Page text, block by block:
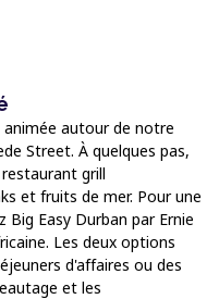
autour de notre
Street. À quelques pas,
grill
et fruits de mer. Pour une
Big Easy Durban par Ernie
Les deux options
d'affaires ou des
et les